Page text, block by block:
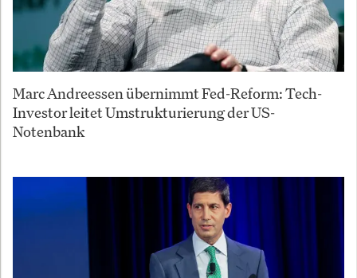
Marc Andreessen übernimmt Fed-Reform: Tech-
Investor leitet Umstrukturierung der US-
Notenbank